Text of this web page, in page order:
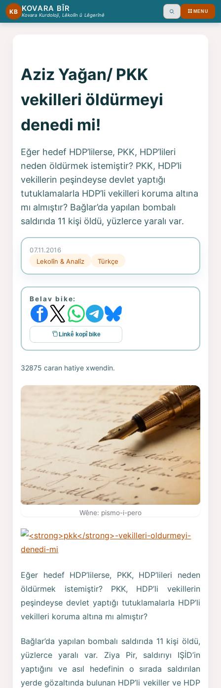
KB KOVARA BÎR
Kovara Kurdoloji, Lêkolîn û Lêgerînê Ara MENU
Aziz Yağan/ PKK
vekilleri öldürmeyi
denedi mi!
Eğer hedef HDP’lilerse, PKK, HDP’lileri
neden öldürmek istemiştir? PKK, HDP’li
vekillerin peşindeyse devlet yaptığı
tutuklamalarla HDP’li vekilleri koruma altına
mı almıştır? Bağlar’da yapılan bombalı
saldırıda 11 kişi öldü, yüzlerce yaralı var.
07.11.2016
Lekolîn & Analîz
Türkçe
Belav bike:
Linkê kopî bike
32875 caran hatiye xwendin.
Wêne: pismo-i-pero
Eğer hedef HDP’lilerse, PKK, HDP’lileri neden
öldürmek istemiştir? PKK, HDP’li vekillerin
peşindeyse devlet yaptığı tutuklamalarla HDP’li
vekilleri koruma altına mı almıştır?
Bağlar’da yapılan bombalı saldırıda 11 kişi öldü,
yüzlerce yaralı var. Ziya Pir, saldırıyı IŞİD’in
yaptığını ve asıl hedefinin o sırada saldırılan
yerde gözaltında bulunan HDP’li vekiller ve HDP